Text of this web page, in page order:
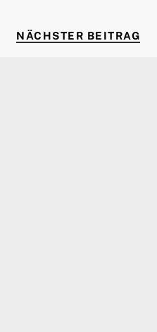
VORHERIGER BEITRAG
NÄCHSTER BEITRAG